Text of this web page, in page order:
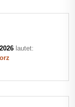
lautet: